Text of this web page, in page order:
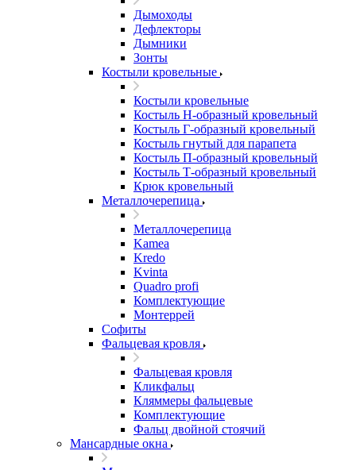
Дымоходы
Дефлекторы
Дымники
Зонты
Костыли кровельные
Костыли кровельные
Костыль H-образный кровельный
Костыль Г-образный кровельный
Костыль гнутый для парапета
Костыль П-образный кровельный
Костыль Т-образный кровельный
Крюк кровельный
Металлочерепица
Металлочерепица
Kamea
Kredo
Kvinta
Quadro profi
Комплектующие
Монтеррей
Софиты
Фальцевая кровля
Фальцевая кровля
Кликфальц
Кляммеры фальцевые
Комплектующие
Фальц двойной стоячий
Мансардные окна